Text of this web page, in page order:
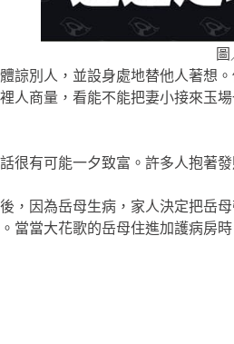
諒別人，並設身處地替他人著想
人商量，看能不能把妻小接來玉
很有可能一夕致富。許多人抱著
，因為岳母生病，家人決定把岳
當當大花歌的岳母住進加護病房